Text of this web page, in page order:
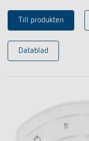
Till produkten
Datablad